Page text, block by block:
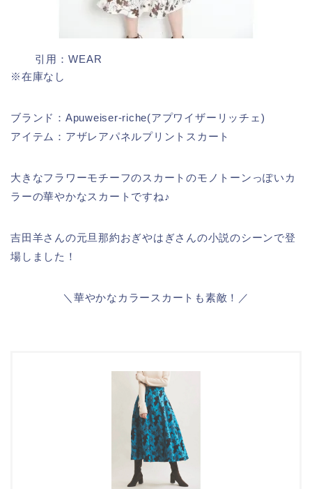
引用：WEAR
※在庫なし
ブランド：Apuweiser-riche(アプワイザーリッチェ)
アイテム：アザレアパネルプリントスカート
大きなフラワーモチーフのスカートのモノトーンっぽいカ
ラーの華やかなスカートですね♪
吉田羊さんの元旦那約おぎやはぎさんの小説のシーンで登
場しました！
＼華やかなカラースカートも素敵！／